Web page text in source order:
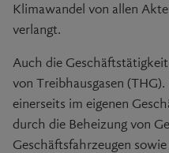
Klimawandel von allen
verlangt.
Auch die
von Treibhausgasen
einerseits im eigenen
durch die Beheizung von
Geschäftsfahrzeugen